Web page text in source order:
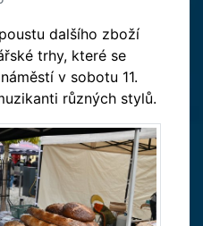
dalšího zboží
trhy, které se
v sobotu 11.
různých stylů.